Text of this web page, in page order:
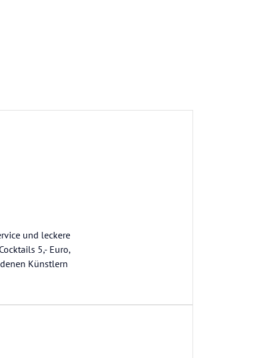
und leckere
5,- Euro,
Künstlern